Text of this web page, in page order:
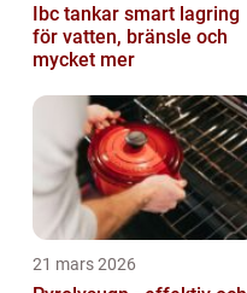
Ibc tankar smart lagring
för vatten, bränsle och
mycket mer
21 mars 2026